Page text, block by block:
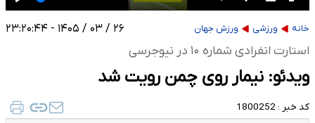
خانه ورزشی ورزش جهان ۲۶ / ۰۳ / ۱۴۰۵ - ۲۳:۲۰:۴۴
استارت انفرادی شماره ۱۰ در نیوجرسی
ویدئو: نیمار روی چمن رویت شد
کد خبر : 1800252